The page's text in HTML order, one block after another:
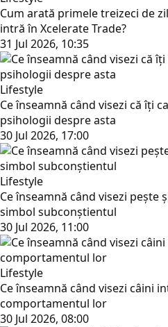
Cum arată primele treizeci de
intră în Xcelerate Trade?
31 Jul 2026, 10:35
Lifestyle
Ce înseamnă când visezi că îți
psihologii despre asta
30 Jul 2026, 17:00
Lifestyle
Ce înseamnă când visezi pește
simbol subconștientul
30 Jul 2026, 11:00
Lifestyle
Ce înseamnă când visezi câini
comportamentul lor
30 Jul 2026, 08:00